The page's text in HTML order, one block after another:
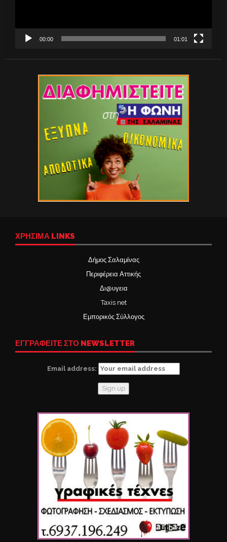
00:00 01:01
ΧΡΉΣΙΜΑ LINKS
Δήμος Σαλαμίνας
Περιφέρεια Αττικής
Δι@υγεια
Taxis net
Εμπορικός Σύλλογος
ΕΓΓΡΑΦΕΙΤΕ ΣΤΟ NEWSLETTER
Email address: